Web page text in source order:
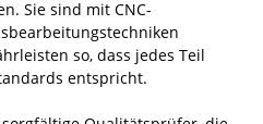
Sie sind mit CNC-
so, dass jedes Teil
entspricht.